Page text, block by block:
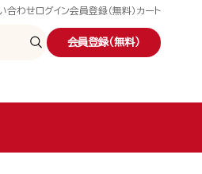
合わせ ログイン会員登録（無料） カート
会員登録（無料）